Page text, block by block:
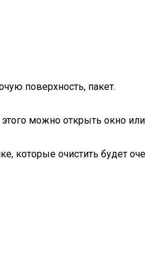
поверхность, пакет.
можно открыть окно или
которые очистить будет